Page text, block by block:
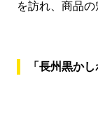
を訪れ、商品の
「長州黒か